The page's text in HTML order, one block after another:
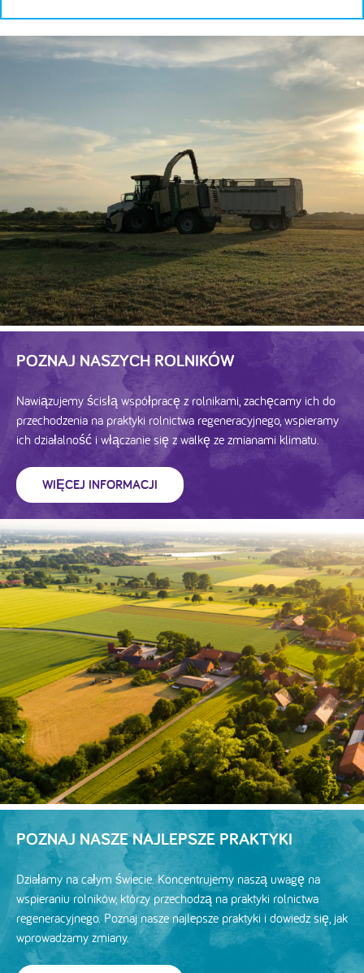
POZNAJ NASZYCH ROLNIKÓW
Nawiązujemy ścisłą współpracę z rolnikami, zachęcamy ich do
przechodzenia na praktyki rolnictwa regeneracyjnego, wspieramy
ich działalność i włączanie się z walkę ze zmianami klimatu.
WIĘCEJ INFORMACJI
POZNAJ NASZE NAJLEPSZE PRAKTYKI
Działamy na całym świecie. Koncentrujemy naszą uwagę na
wspieraniu rolników, którzy przechodzą na praktyki rolnictwa
regeneracyjnego. Poznaj nasze najlepsze praktyki i dowiedz się, jak
wprowadzamy zmiany.